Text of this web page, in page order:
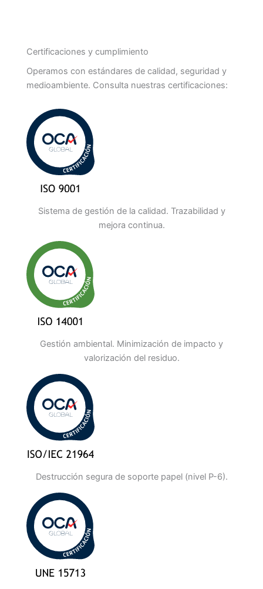
Certificaciones y cumplimiento
Operamos con estándares de calidad, seguridad y
medioambiente. Consulta nuestras certificaciones:
Sistema de gestión de la calidad. Trazabilidad y
mejora continua.
Gestión ambiental. Minimización de impacto y
valorización del residuo.
Destrucción segura de soporte papel (nivel P-6).